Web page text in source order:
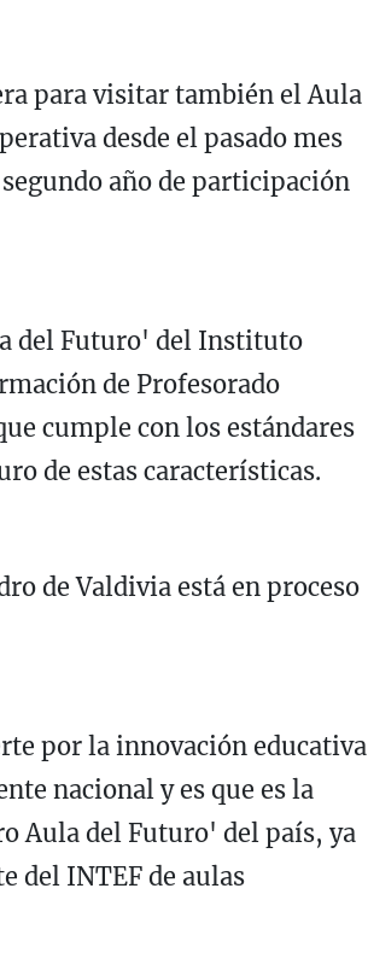
para visitar también el Aula
desde el pasado mes
año de participación
del Futuro' del Instituto
de Profesorado
cumple con los estándares
de estas características.
de Valdivia está en proceso
por la innovación educativa
nacional y es que es la
Aula del Futuro' del país, ya
del INTEF de aulas